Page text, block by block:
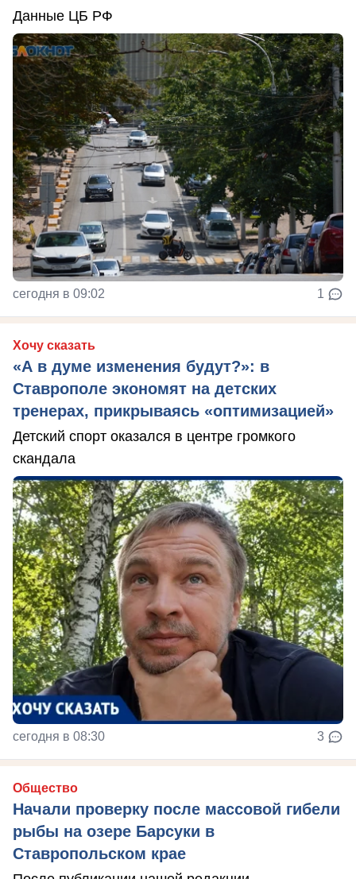
Данные ЦБ РФ
сегодня в 09:02 1
Хочу сказать
«А в думе изменения будут?»: в
Ставрополе экономят на детских
тренерах, прикрываясь «оптимизацией»
Детский спорт оказался в центре громкого
скандала
сегодня в 08:30 3
Общество
Начали проверку после массовой гибели
рыбы на озере Барсуки в
Ставропольском крае